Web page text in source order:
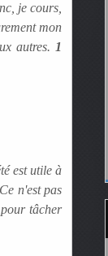
je cours,
mon
autres. 1
est utile à
Ce n'est pas
tâcher